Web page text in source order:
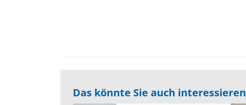
Das könnte Sie auch interessieren